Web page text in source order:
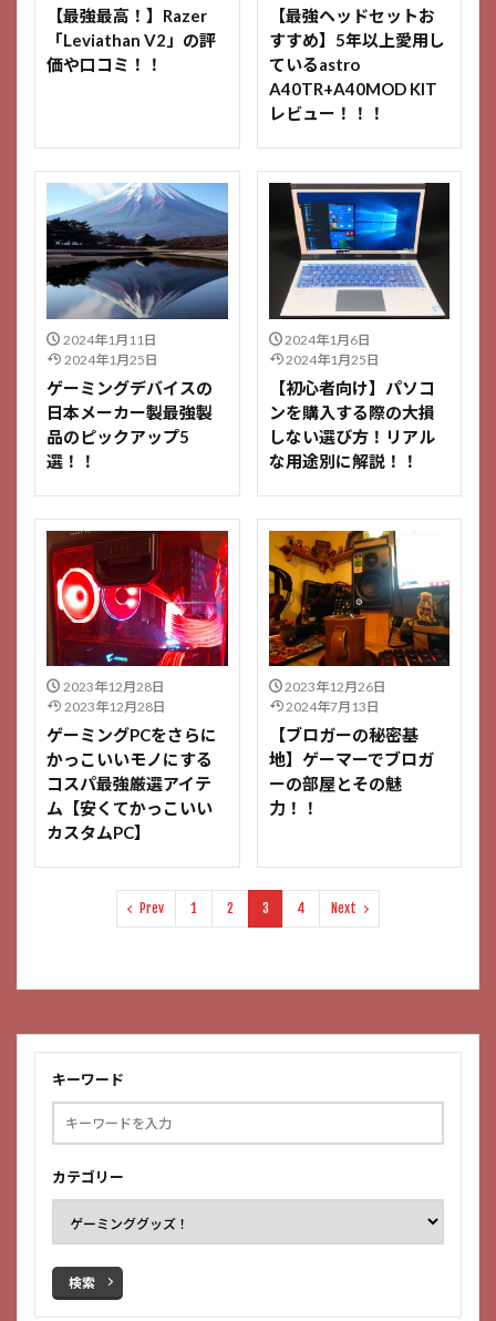
【最強最高！】Razer
「Leviathan V2」の評
価や口コミ！！
【最強ヘッドセットお
すすめ】5年以上愛用し
ているastro
A40TR+A40MOD KIT
レビュー！！！
2024年1月11日
2024年1月25日
ゲーミングデバイスの
日本メーカー製最強製
品のピックアップ5
選！！
2024年1月6日
2024年1月25日
【初心者向け】パソコ
ンを購入する際の大損
しない選び方！リアル
な用途別に解説！！
2023年12月28日
2023年12月28日
ゲーミングPCをさらに
かっこいいモノにする
コスパ最強厳選アイテ
ム【安くてかっこいい
カスタムPC】
2023年12月26日
2024年7月13日
【ブロガーの秘密基
地】ゲーマーでブロガ
ーの部屋とその魅
力！！
Prev 1 2 3 4 Next
キーワード
カテゴリー
検索